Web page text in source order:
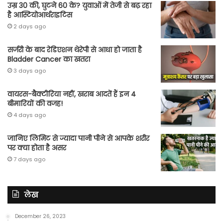
उम्र 30 की, घुटने 60 के? युवाओं में तेजी से बढ़ रहा
है आस्टियोआर्थराइटिस
2 days ago
सर्जरी के बाद रेडिएशन थेरेपी से आधा हो जाता है
Bladder Cancer का खतरा
3 days ago
वायरस-बैक्टीरिया नहीं, खराब आदतें हैं इन 4
बीमारियों की वजह!
4 days ago
जानिए लिमिट से ज्यादा पानी पीने से आपके शरीर
पर क्या होता है असर
7 days ago
लेख
December 26, 2023